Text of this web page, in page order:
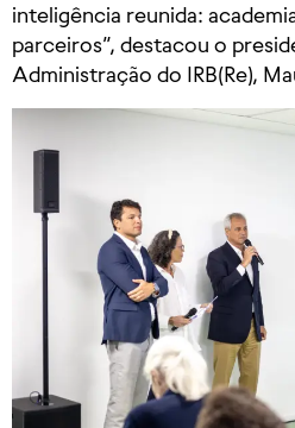
inteligência reunida:
parceiros”, destacou o
Administração do IRB(Re),